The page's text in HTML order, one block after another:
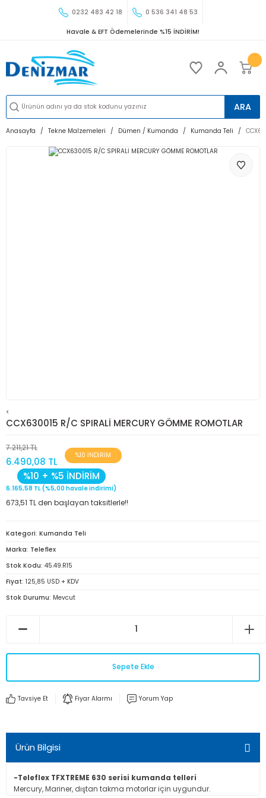
0232 483 42 18 0 536 341 48 53
Havale & EFT Ödemelerinde %15 İNDİRİM!
ARA
Anasayfa Tekne Malzemeleri Dümen / Kumanda Kumanda Teli
<
CCX630015 R/C SPIRALİ MERCURY GÖMME ROMOTLAR
7.211,21 TL
6.490,08 TL
%10 İNDİRİM
%10 + %5 İNDİRİM
6.165,58 TL (%5,00 havale indirimi)
673,51 TL den başlayan taksitlerle!!
Kategori Kumanda Teli
Marka Teleflex
Stok Kodu 45.49.R15
Fiyat 125,85 USD + KDV
Stok Durumu Mevcut
Sepete Ekle
Tavsiye Et Fiyar Alarmı Yorum Yap
Ürün Bilgisi
-Teleflex TFXTREME 630 serisi kumanda telleri
Mercury, Mariner, dıştan takma motorlar için uygundur.